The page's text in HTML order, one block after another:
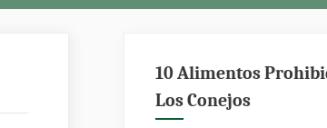
10 Alimentos
Los Conejos